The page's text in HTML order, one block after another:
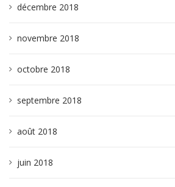
décembre 2018
novembre 2018
octobre 2018
septembre 2018
août 2018
juin 2018